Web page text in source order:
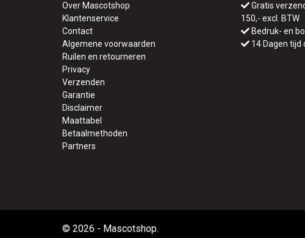
Over Mascotshop
Klantenservice
Contact
Algemene voorwaarden
Ruilen en retourneren
Privacy
Verzenden
Garantie
Disclaimer
Maattabel
Betaalmethoden
Partners
Gratis
150,- excl. BTW
Bedruk- en
14 Dagen tijd
© 2026 - Mascotshop.